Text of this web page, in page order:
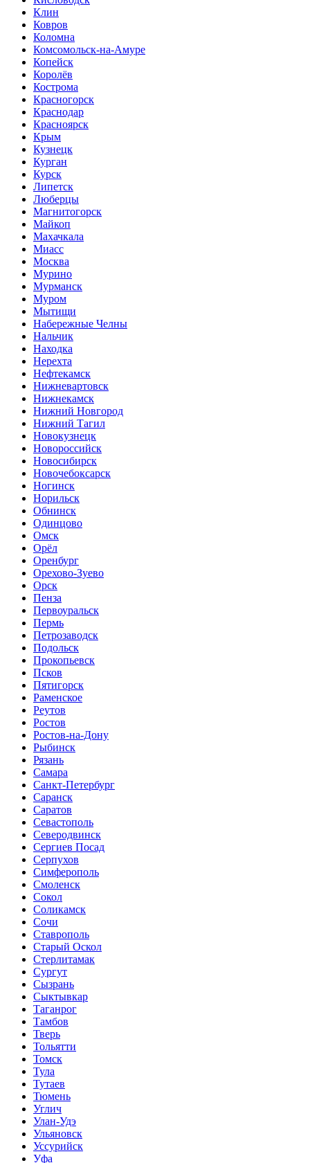
Клин
Ковров
Коломна
Комсомольск-на-Амуре
Копейск
Королёв
Кострома
Красногорск
Краснодар
Красноярск
Крым
Кузнецк
Курган
Курск
Липетск
Люберцы
Магнитогорск
Майкоп
Махачкала
Миасс
Москва
Мурино
Мурманск
Муром
Мытищи
Набережные Челны
Нальчик
Находка
Нерехта
Нефтекамск
Нижневартовск
Нижнекамск
Нижний Новгород
Нижний Тагил
Новокузнецк
Новороссийск
Новосибирск
Новочебоксарск
Ногинск
Норильск
Обнинск
Одинцово
Омск
Орёл
Оренбург
Орехово-Зуево
Орск
Пенза
Первоуральск
Пермь
Петрозаводск
Подольск
Прокопьевск
Псков
Пятигорск
Раменское
Реутов
Ростов
Ростов-на-Дону
Рыбинск
Рязань
Самара
Санкт-Петербург
Саранск
Саратов
Севастополь
Северодвинск
Сергиев Посад
Серпухов
Симферополь
Смоленск
Сокол
Соликамск
Сочи
Ставрополь
Старый Оскол
Стерлитамак
Сургут
Сызрань
Сыктывкар
Таганрог
Тамбов
Тверь
Тольятти
Томск
Тула
Тутаев
Тюмень
Углич
Улан-Удэ
Ульяновск
Уссурийск
Уфа